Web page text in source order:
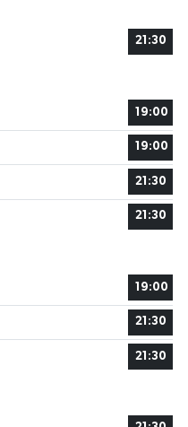
21:30
19:00
19:00
21:30
21:30
19:00
21:30
21:30